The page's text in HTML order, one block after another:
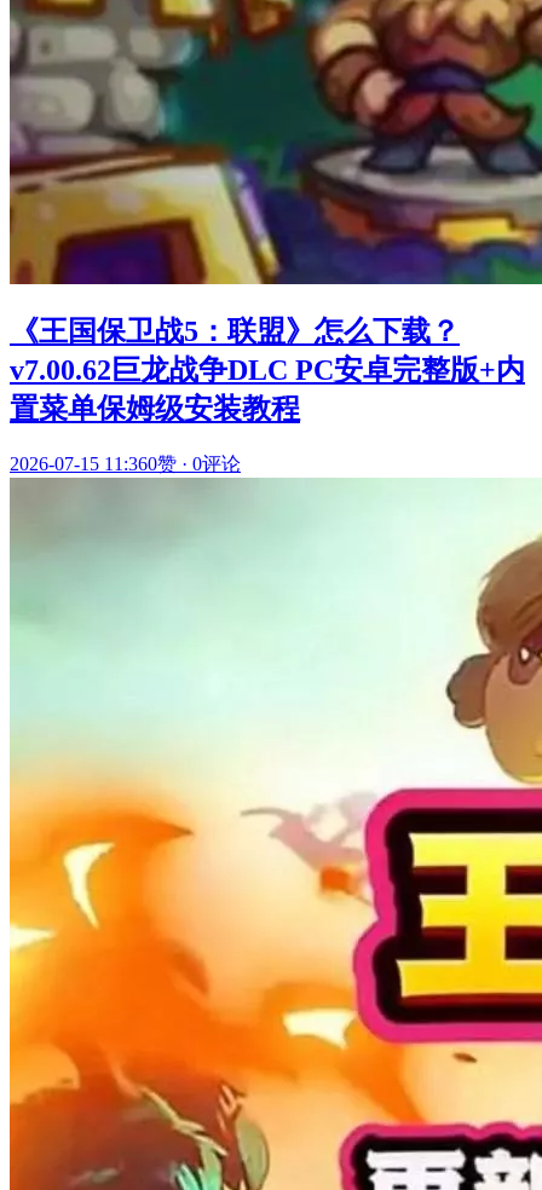
《王国保卫战5：联盟》怎么下载？
v7.00.62巨龙战争DLC PC安卓完整版+内
置菜单保姆级安装教程
2026-07-15 11:360赞 · 0评论